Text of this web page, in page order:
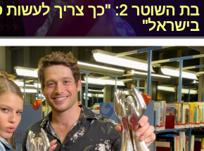
בת השוטר 2: "כך צריך
בישראל"